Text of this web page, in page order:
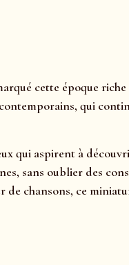
cette époque
qui
qui aspirent à
sans oublier des
chansons, ce